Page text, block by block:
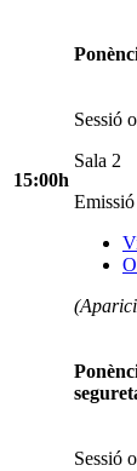
15:00h
Sessió
Sala 2
Sessió